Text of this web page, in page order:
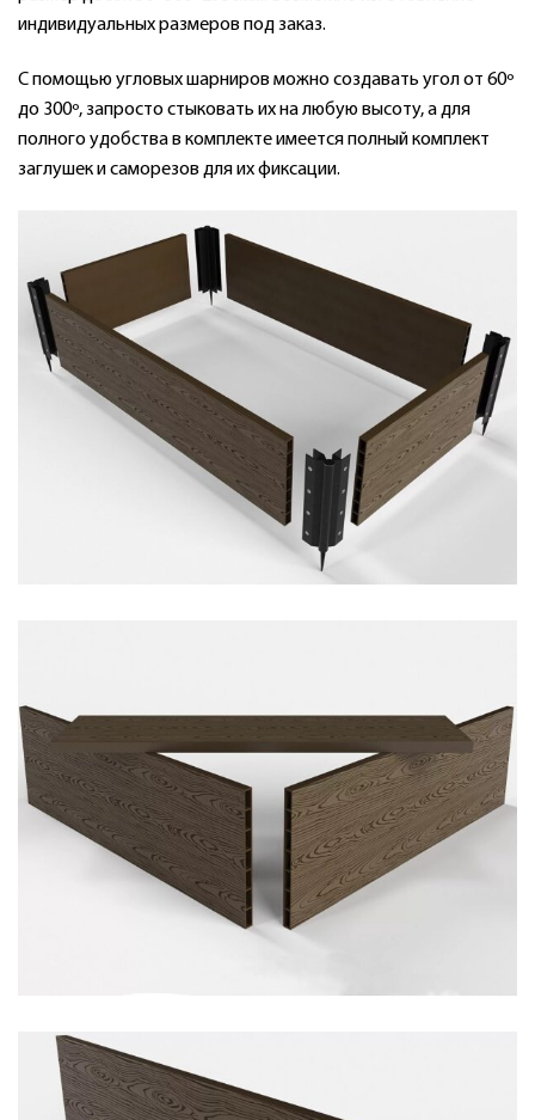
индивидуальных размеров под заказ.
С помощью угловых шарниров можно создавать угол от 60º
до 300º, запросто стыковать их на любую высоту, а для
полного удобства в комплекте имеется полный комплект
заглушек и саморезов для их фиксации.